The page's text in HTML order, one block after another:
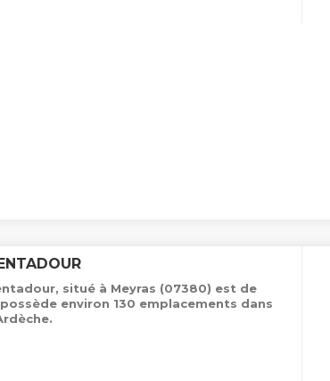
situé à Meyras (07380) est de
environ 130 emplacements dans